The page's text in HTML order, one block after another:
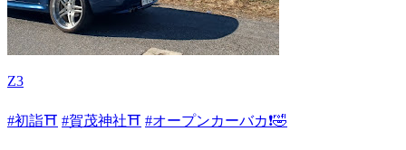
Z3
#初詣⛩ #賀茂神社⛩️ #オープンカーバカ❗🤣